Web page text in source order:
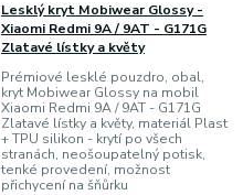
Lesklý kryt Mobiwear Glossy -
Xiaomi Redmi 9A / 9AT - G171G
Zlatavé lístky a květy
Prémiové lesklé pouzdro, obal,
kryt Mobiwear Glossy na mobil
Xiaomi Redmi 9A / 9AT - G171G
Zlatavé lístky a květy, materiál Plast
+ TPU silikon - krytí po všech
stranách, neošoupatelný potisk,
tenké provedení, možnost
přichycení na šňůrku